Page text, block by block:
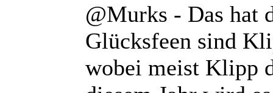
@Murks - Das hat
Glücksfeen sind
wobei meist Klipp